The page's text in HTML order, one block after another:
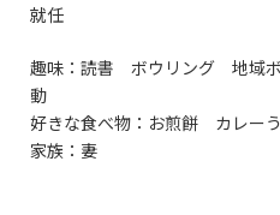
就任
趣味：読書 ボウリング 地域ボ
動
好きな食べ物：お煎餅 カレー
家族：妻